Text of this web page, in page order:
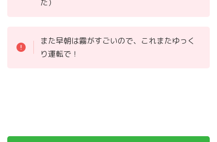
た）
また早朝は霧がすごいので、これまたゆっく
り運転で！